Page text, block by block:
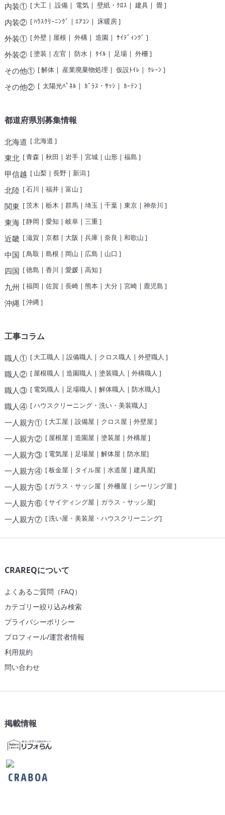
内装①[ 大工| 設備| 電気| 壁紙・ｸﾛｽ | 建具| 畳]
内装②[ﾊｳｽｸﾘｰﾆﾝｸﾞ | ｴｱｺﾝ | 床暖房]
外装①[外壁| 屋根 | 外構| 造園 | ｻｲﾃﾞｨﾝｸﾞ ]
外装②[塗装 | 左官 | 防水| ﾀｲﾙ | 足場| 外柵 ]
その他①[解体| 産業廃棄物処理 | 仮設ﾄｲﾚ | ｸﾚｰﾝ ]
その他②[ 太陽光ﾊﾟﾈﾙ | ｶﾞﾗｽ・ｻｯｼ | ｶｰﾃﾝ ]
都道府県別募集情報
北海道 [北海道 ]
東北 [青森 | 秋田 | 岩手| 宮城| 山形| 福島 ]
甲信越 [ 山梨 | 長野| 新潟]
北陸 [石川 | 福井| 富山 ]
関東 [茨木 | 栃木 | 群馬| 埼玉 | 千葉| 東京| 神奈川 ]
東海[静岡 | 愛知 | 岐阜| 三重]
近畿[滋賀 | 京都| 大阪 | 兵庫| 奈良 | 和歌山 ]
中国 [鳥取 | 島根 | 岡山 | 広島 | 山口 ]
四国 [徳島 | 香川 | 愛媛| 高知 ]
九州 [福岡 | 佐賀 | 長崎| 熊本| 大分 | 宮崎| 鹿児島 ]
沖縄 [沖縄]
工事コラム
職人①[ 大工職人 | 設備職人 | クロス職人 | 外壁職人 ]
職人②[ 屋根職人 | 造園職人 | 塗装職人 | 外構職人 ]
職人③[ 電気職人 | 足場職人 | 解体職人 | 防水職人]
職人④[ハウスクリーニング・洗い・美装職人]
一人親方①[ 大工屋 | 設備屋 | クロス屋 | 外壁屋 ]
一人親方②[ 屋根屋 | 造園屋 | 塗装屋 | 外構屋 ]
一人親方③[ 電気屋 | 足場屋 | 解体屋 | 防水屋]
一人親方④[板金屋 | タイル屋 | 水道屋 | 建具屋]
一人親方⑤[ ガラス・サッシ屋 | 外柵屋 | シーリング屋 ]
一人親方⑥[サイディング屋 | ガラス・サッシ屋]
一人親方⑦[洗い屋・美装屋・ハウスクリーニング]
CRAREQについて
よくあるご質問（FAQ）
カテゴリー絞り込み検索
プライバシーポリシー
プロフィール/運営者情報
利用規約
問い合わせ
掲載情報